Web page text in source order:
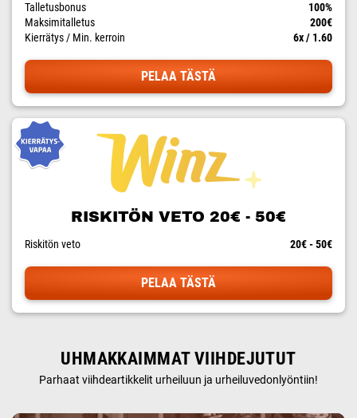
Talletusbonus
100%
Maksimitalletus
200€
Kierrätys / Min. kerroin
6x / 1.60
PELAA TÄSTÄ
RISKITÖN VETO 20€ - 50€
Riskitön veto 20€ - 50€
PELAA TÄSTÄ
UHMAKKAIMMAT VIIHDEJUTUT
Parhaat viihdeartikkelit urheiluun ja urheiluvedonlyöntiin!